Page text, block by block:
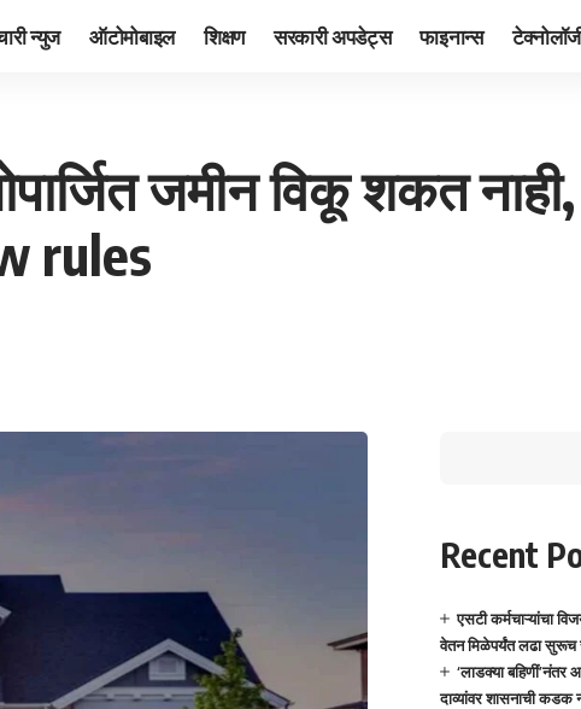
न्युज ऑटोमोबाइल शिक्षण सरकारी अपडेट्स फाइनान्स
जमीन विकू शकत
rules
Recent
एसटी कर्मचाऱ्यांचा
वेतन मिळेपर्यंत लढा सुरूच
‘लाडक्या बहिणीं’नंतर
दाव्यांवर शासनाची कडक